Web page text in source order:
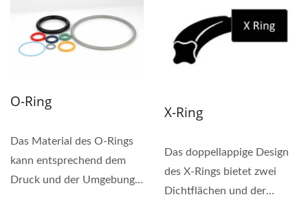
O-Ring
Das Material des O-Rings
kann entsprechend dem
Druck und der Umgebung
X-Ring
Das doppellappige Design
des X-Rings bietet zwei
Dichtflächen und der